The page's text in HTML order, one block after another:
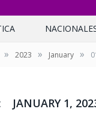
» 2023 » January »
JANUARY 1,